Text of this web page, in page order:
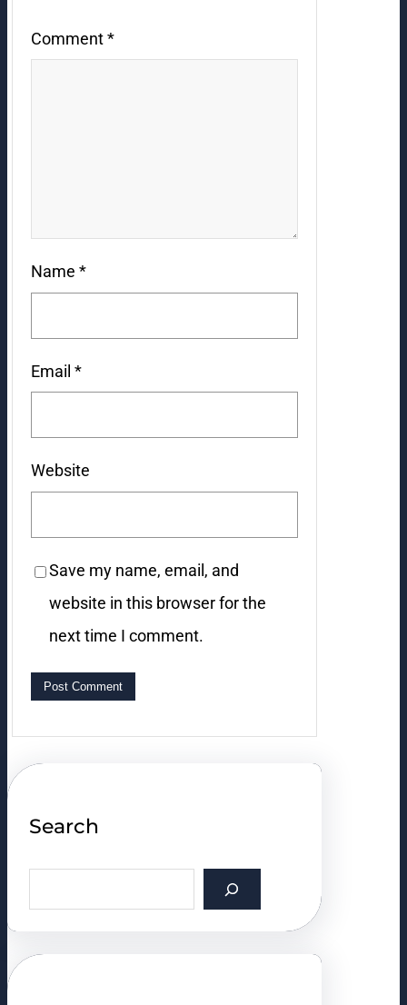
Comment*
Name *
Email *
Website
Save my name, email, and
website in this browser for the
next time I comment.
Search
c